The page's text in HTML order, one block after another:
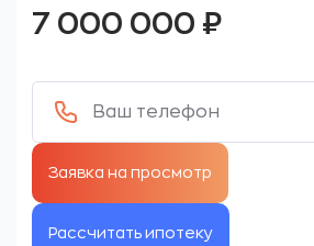
7 000 000 ₽
Рассчитать ипотеку